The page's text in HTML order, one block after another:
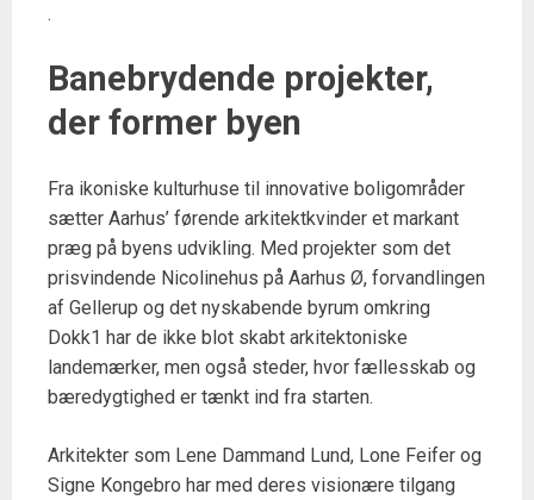
.
Banebrydende projekter,
der former byen
Fra ikoniske kulturhuse til innovative boligområder
sætter Aarhus’ førende arkitektkvinder et markant
præg på byens udvikling. Med projekter som det
prisvindende Nicolinehus på Aarhus Ø, forvandlingen
af Gellerup og det nyskabende byrum omkring
Dokk1 har de ikke blot skabt arkitektoniske
landemærker, men også steder, hvor fællesskab og
bæredygtighed er tænkt ind fra starten.
Arkitekter som Lene Dammand Lund, Lone Feifer og
Signe Kongebro har med deres visionære tilgang